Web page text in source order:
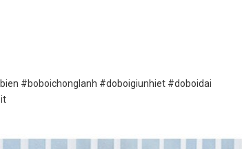
#boboichonglanh #doboigiunhiet #doboidai